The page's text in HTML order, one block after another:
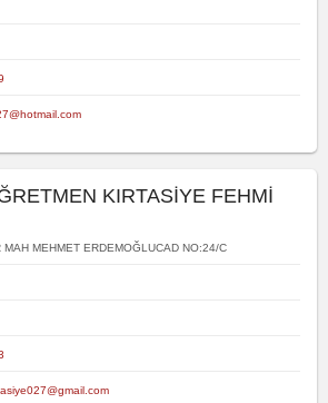
KIRTASİYE FEHMİ
MAH MEHMET ERDEMOĞLUCAD NO:24/C